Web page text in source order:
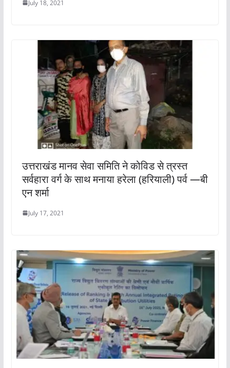
July 18, 2021
उत्तराखंड मानव सेवा समिति ने कोविड से त्रस्त
सर्वहारा वर्ग के साथ मनाया हरेला (हरियाली) पर्व —बी
एन शर्मा
July 17, 2021